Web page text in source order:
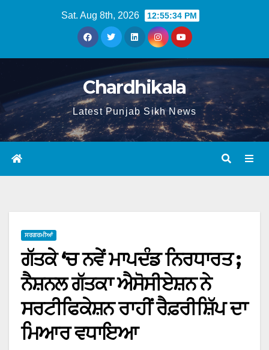
Sat. Aug 8th, 2026 12:55:35 PM
Chardhikala
Latest Punjab Sikh News
ਸਰਗਰਮੀਆਂ
ਗੱਤਕੇ ‘ਚ ਨਵੇਂ ਮਾਪਦੰਡ ਨਿਰਧਾਰਤ ;
ਨੈਸ਼ਨਲ ਗੱਤਕਾ ਐਸੋਸੀਏਸ਼ਨ ਨੇ
ਸਰਟੀਫਿਕੇਸ਼ਨ ਰਾਹੀਂ ਰੈਫ਼ਰੀਸ਼ਿੱਪ ਦਾ
ਮਿਆਰ ਵਧਾਇਆ